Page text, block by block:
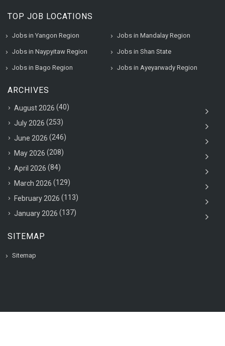
TOP JOB LOCATIONS
Jobs in Yangon Region Jobs in Mandalay Region
Jobs in Naypyitaw Region Jobs in Shan State
Jobs in Bago Region Jobs in Ayeyarwady Region
ARCHIVES
August 2026 (40)
July 2026 (253)
June 2026 (246)
May 2026 (208)
April 2026 (84)
March 2026 (129)
February 2026 (113)
January 2026 (137)
SITEMAP
Sitemap